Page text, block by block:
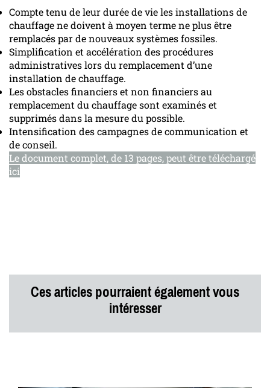
Compte tenu de leur durée de vie les installations de
chauffage ne doivent à moyen terme ne plus être
remplacés par de nouveaux systèmes fossiles.
Simplification et accélération des procédures
administratives lors du remplacement d’une
installation de chauffage.
Les obstacles financiers et non financiers au
remplacement du chauffage sont examinés et
supprimés dans la mesure du possible.
Intensification des campagnes de communication et
de conseil.
Le document complet, de 13 pages, peut être téléchargé
ici
Ces articles pourraient également vous
intéresser